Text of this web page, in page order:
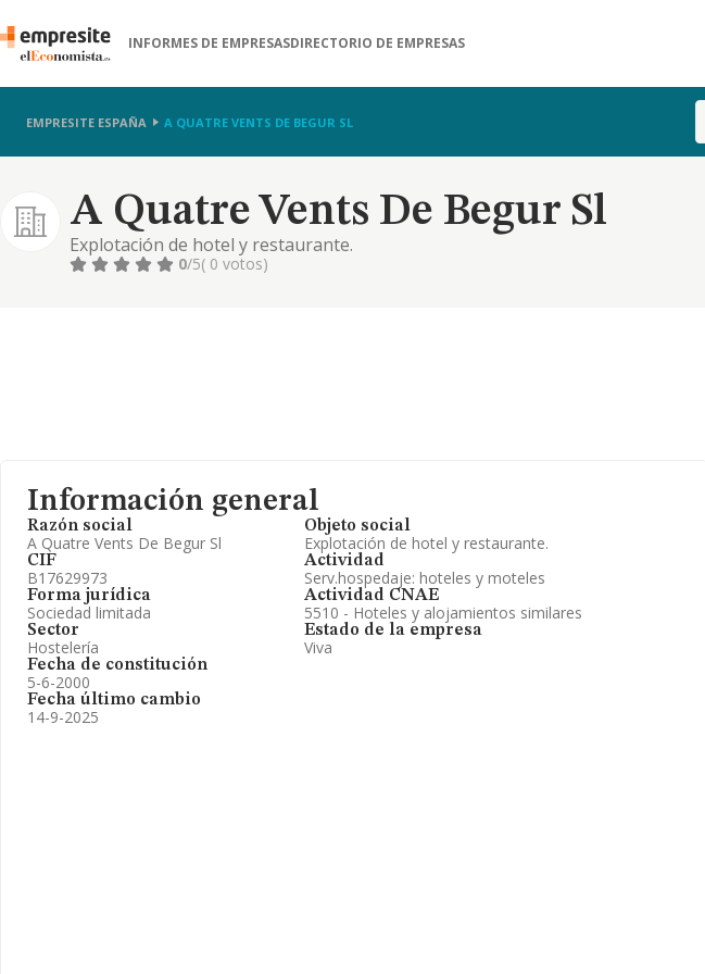
INFORMES DE EMPRESASDIRECTORIO DE EMPRESAS
EMPRESITE ESPAÑA A QUATRE VENTS DE BEGUR SL
A Quatre Vents De Begur Sl
Explotación de hotel y restaurante.
0/5( 0 votos)
Información general
Razón social
A Quatre Vents De Begur Sl
CIF
B17629973
Forma jurídica
Sociedad limitada
Sector
Hostelería
Fecha de constitución
5-6-2000
Fecha último cambio
14-9-2025
Objeto social
Explotación de hotel y restaurante.
Actividad
Serv.hospedaje: hoteles y moteles
Actividad CNAE
5510 - Hoteles y alojamientos similares
Estado de la empresa
Viva